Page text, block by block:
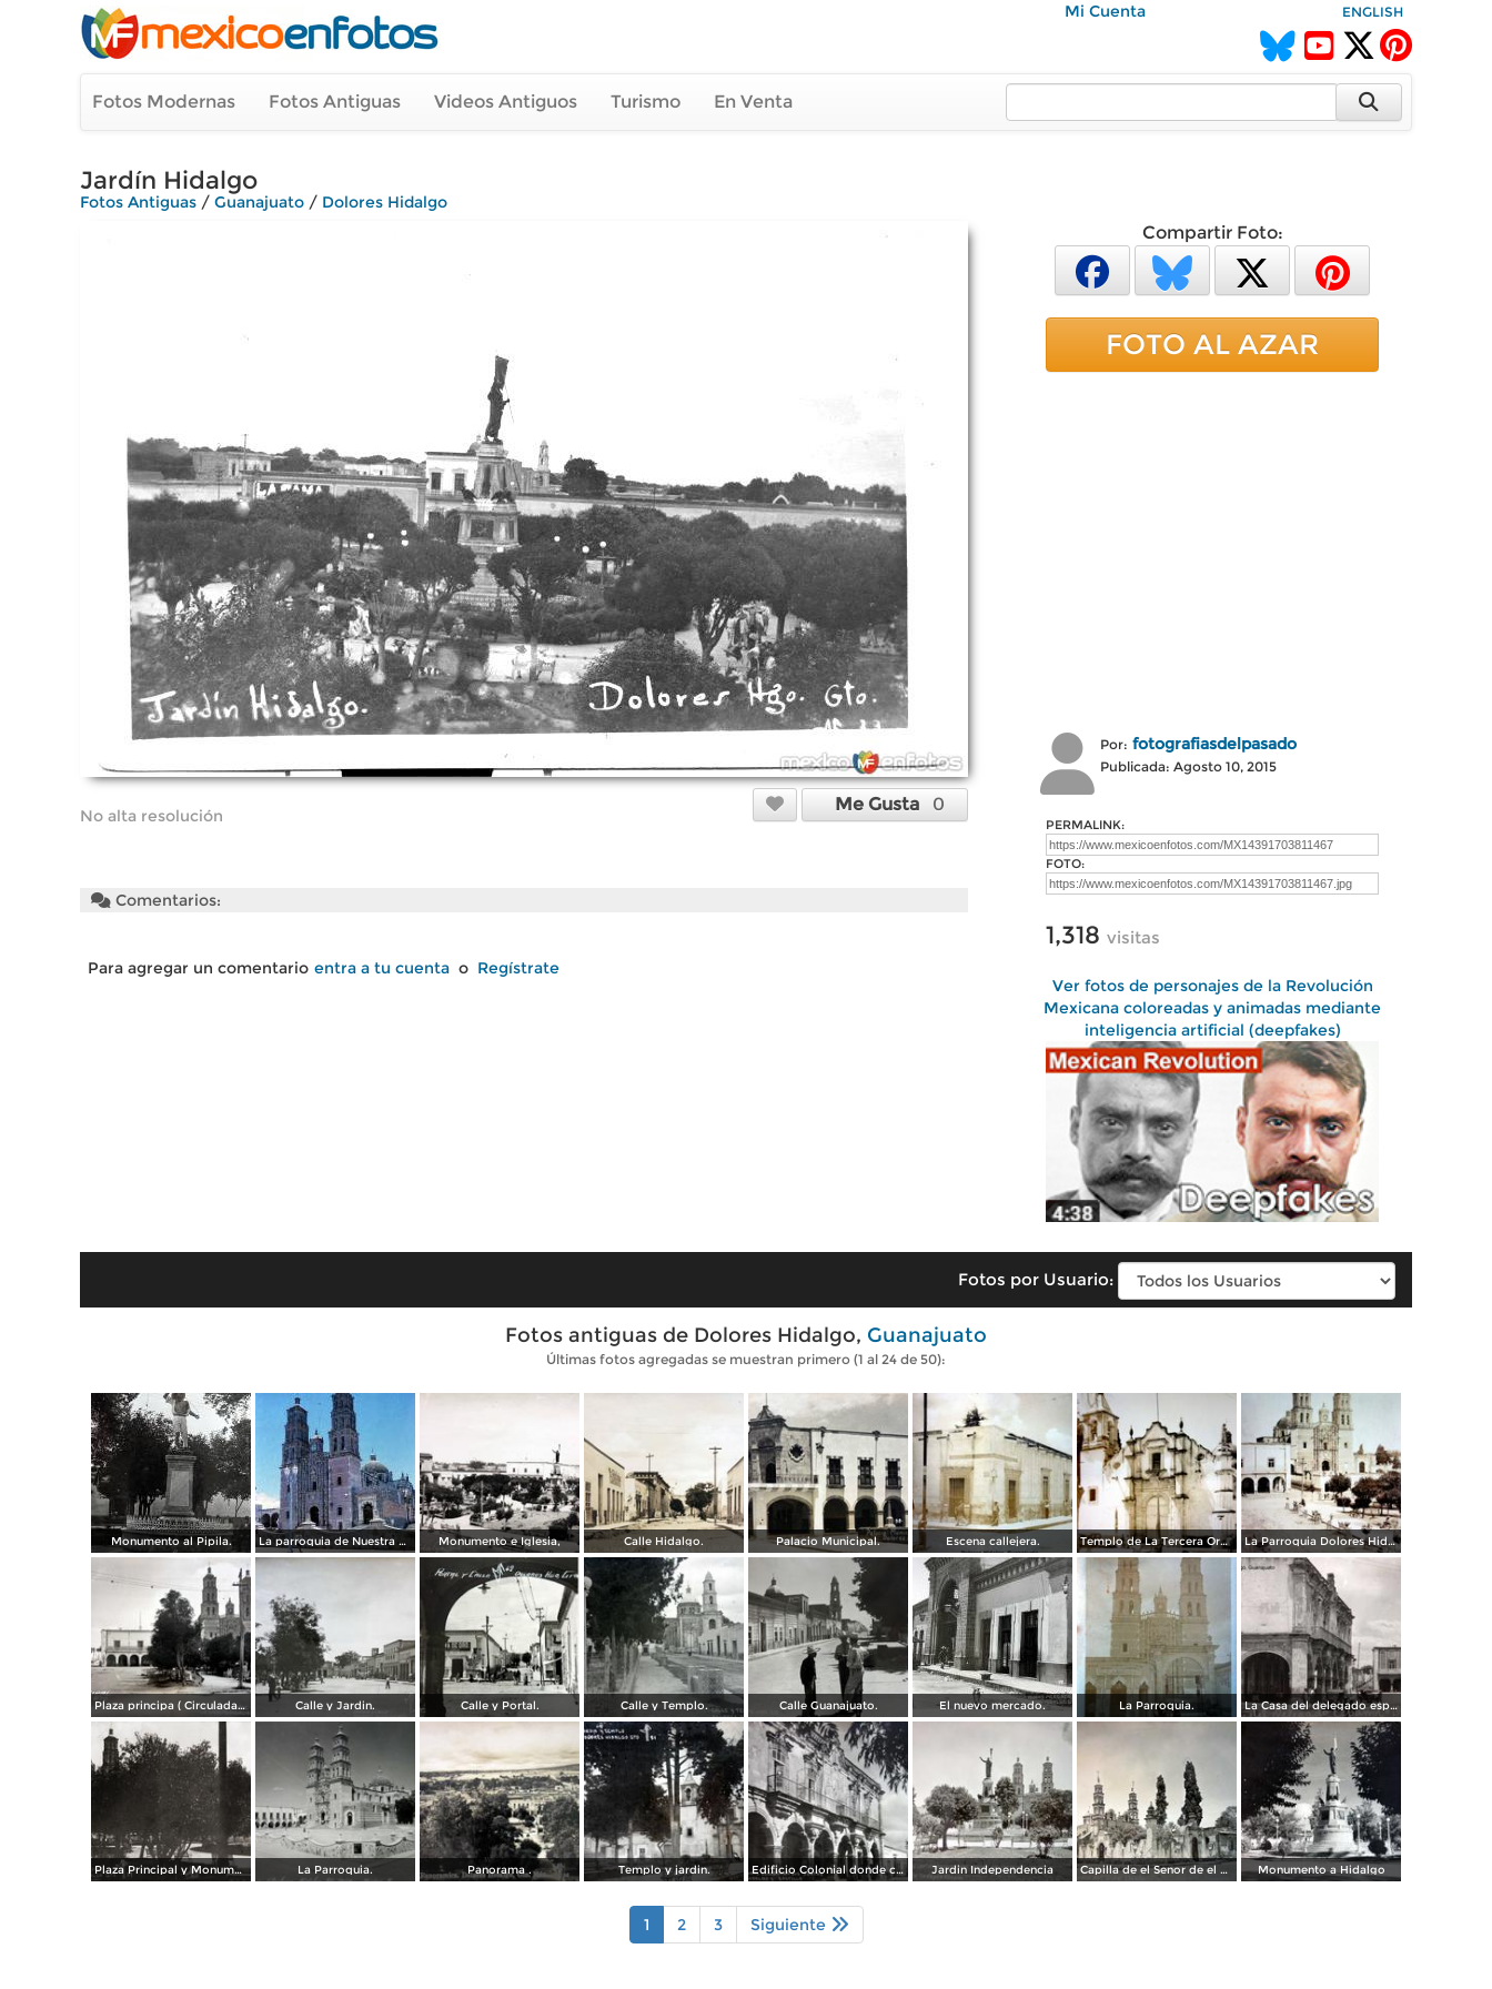
Mi Cuenta ENGLISH
Fotos Modernas Fotos Antiguas Videos Antiguos Turismo En Venta
Jardín Hidalgo
Fotos Antiguas / Guanajuato / Dolores Hidalgo
No alta resolución
Me Gusta 0
Comentarios:
Para agregar un comentario entra a tu cuenta o Regístrate
Compartir Foto:
FOTO AL AZAR
Por: fotografiasdelpasado
Publicada: Agosto 10, 2015
PERMALINK:
FOTO:
1,318 visitas
Ver fotos de personajes de la Revolución
Mexicana coloreadas y animadas mediante
inteligencia artificial (deepfakes)
Fotos por Usuario:
Fotos antiguas de Dolores Hidalgo, Guanajuato
Últimas fotos agregadas se muestran primero (1 al 24 de 50):
Monumento al Pipila. La parroquia de Nuestra Señora de los Dolores. 1965. Monumento e Iglesia, Calle Hidalgo. Palacio Municipal. Escena callejera. Templo de La Tercera Orden. La Parroquia Dolores Hidalgo Guanajuato ( Circulada el 2 de Abril de 1920 ).
Plaza principa ( Circulada el 14 de Septiembre de 1943 )l. Calle y Jardin. Calle y Portal. Calle y Templo. Calle Guanajuato. El nuevo mercado. La Parroquia. La Casa del delegado espanol.
Plaza Principal y Monumento a Miguel Hidalgo La Parroquia. Panorama . Templo y jardin. Edificio Colonial donde celebraba sus juntas Don Miguel Hidalgo y Costilla. Jardin Independencia Capilla de el Senor de el Llanito Monumento a Hidalgo
1 2 3 Siguiente